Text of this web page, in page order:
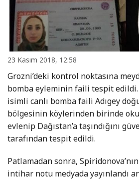
23 Kasım 2018, 12:58
Grozni’deki kontrol noktasına
bomba eyleminin faili tespit
isimli canlı bomba faili Adıgey
bölgesinin köylerinden birinde
evlenip Dağıstan’a taşındığını
tarafından tespit edildi.
Patlamadan sonra,
intihar notu medyada yayınlandı